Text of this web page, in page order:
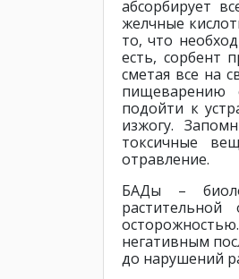
абсорбирует
желчные
то, что
есть, сорбент
сметая все на
пищеварению
подойти к
изжогу.
токсичные
отравление.
БАДы –
негативным
до нарушений